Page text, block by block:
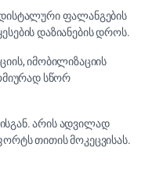
ფალანგების
დაზიანების დროს.
იმობილიზაციის
სწორ
არის ადვილად
თითის მოკეცვისას.